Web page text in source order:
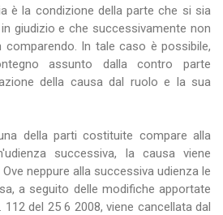
è la condizione della parte che si sia
giudizio e che successivamente non
comparendo. In tale caso è possibile,
assunto dalla contro parte
della causa dal ruolo e la sua
della parti costituite compare alla
successiva, la causa viene
neppure alla successiva udienza le
a seguito delle modifiche apportate
112 del 25 6 2008, viene cancellata dal